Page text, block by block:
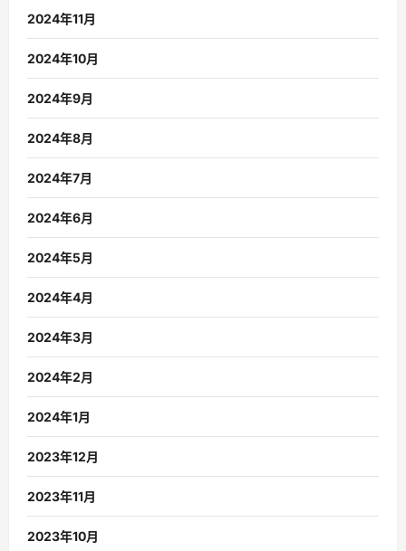
2024年11月
2024年10月
2024年9月
2024年8月
2024年7月
2024年6月
2024年5月
2024年4月
2024年3月
2024年2月
2024年1月
2023年12月
2023年11月
2023年10月